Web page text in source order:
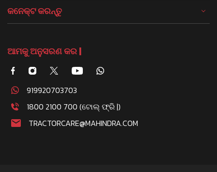
କନେକ୍ଟ କରନ୍ତୁ
ଆମକୁ ଅନୁସରଣ କର |
919920703703
1800 2100 700 (ଟୋଲ୍ ଫ୍ରି |)
TRACTORCARE@MAHINDRA.COM